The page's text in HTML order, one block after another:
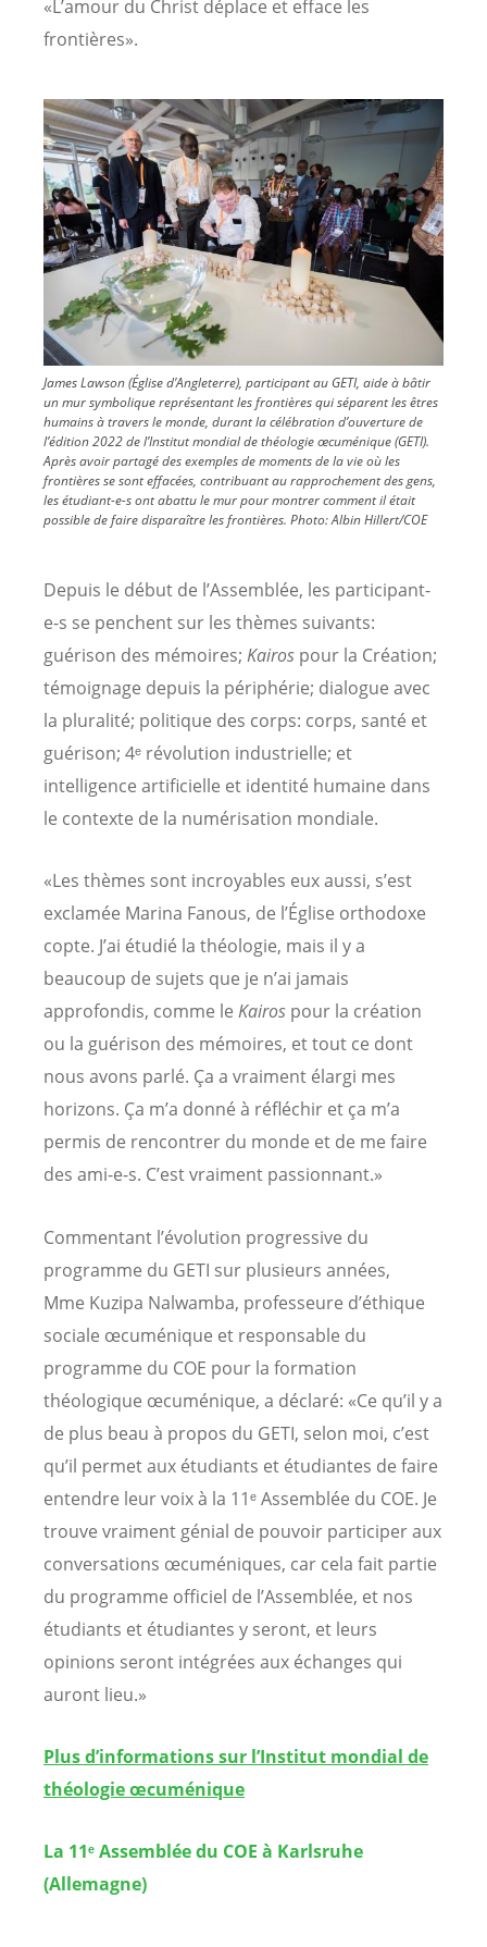
«L’amour du Christ déplace et efface les
frontières».
Image
James Lawson (Église d’Angleterre), participant au GETI, aide à bâtir
un mur symbolique représentant les frontières qui séparent les êtres
humains à travers le monde, durant la célébration d’ouverture de
l’édition 2022 de l’Institut mondial de théologie œcuménique (GETI).
Après avoir partagé des exemples de moments de la vie où les
frontières se sont effacées, contribuant au rapprochement des gens,
les étudiant-e-s ont abattu le mur pour montrer comment il était
possible de faire disparaître les frontières. Photo:Albin Hillert/COE
Depuis le début de l’Assemblée, les participant-
e-s se penchent sur les thèmes suivants:
guérison des mémoires; Kairos pour la Création;
témoignage depuis la périphérie; dialogue avec
la pluralité; politique des corps: corps, santé et
guérison; 4ᵉ révolution industrielle; et
intelligence artificielle et identité humaine dans
le contexte de la numérisation mondiale.
«Les thèmes sont incroyables eux aussi, s’est
exclamée Marina Fanous, de l’Église orthodoxe
copte. J’ai étudié la théologie, mais il y a
beaucoup de sujets que je n’ai jamais
approfondis, comme le Kairos pour la création
ou la guérison des mémoires, et tout ce dont
nous avons parlé. Ça a vraiment élargi mes
horizons. Ça m’a donné à réfléchir et ça m’a
permis de rencontrer du monde et de me faire
des ami-e-s. C’est vraiment passionnant.»
Commentant l’évolution progressive du
programme du GETI sur plusieurs années,
Mme Kuzipa Nalwamba, professeure d’éthique
sociale œcuménique et responsable du
programme du COE pour la formation
théologique œcuménique, a déclaré: «Ce qu’il y a
de plus beau à propos du GETI, selon moi, c’est
qu’il permet aux étudiants et étudiantes de faire
entendre leur voix à la 11ᵉ Assemblée du COE. Je
trouve vraiment génial de pouvoir participer aux
conversations œcuméniques, car cela fait partie
du programme officiel de l’Assemblée, et nos
étudiants et étudiantes y seront, et leurs
opinions seront intégrées aux échanges qui
auront lieu.»
Plus d’informations sur l’Institut mondial de
théologie œcuménique
La 11ᵉ Assemblée du COE à Karlsruhe
(Allemagne)